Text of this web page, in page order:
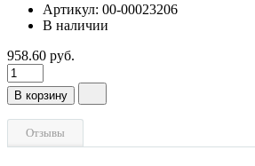
Артикул: 00-00023206
В наличии
958.60 руб.
В корзину
Отзывы